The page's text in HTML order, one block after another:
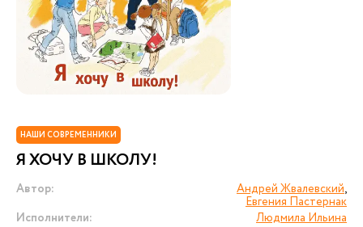
НАШИ СОВРЕМЕННИКИ
Я ХОЧУ В ШКОЛУ!
Автор: Андрей Жвалевский,
Евгения Пастернак
Исполнители:
Людмила Ильина